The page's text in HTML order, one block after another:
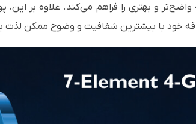
واضح‌تر و بهتری را فراهم می‌کند. علاوه بر
خود با بیشترین شفافیت و وضوح ممکن لذت